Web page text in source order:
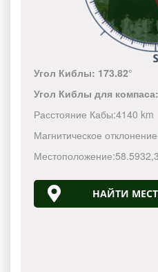
Угол Киблы: 173.82°
Угол Киблы для компаса:
Расстояние Кабы:4140 km
Магнитическое
Местоположение:58.5932,
НАЙТИ